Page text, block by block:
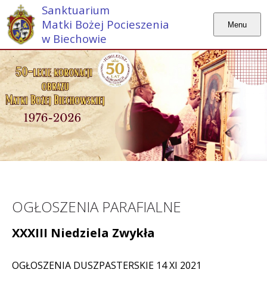
Sanktuarium
Matki Bożej Pocieszenia
w Biechowie
Menu
OGŁOSZENIA PARAFIALNE
XXXIII Niedziela Zwykła
OGŁOSZENIA DUSZPASTERSKIE 14 XI 2021